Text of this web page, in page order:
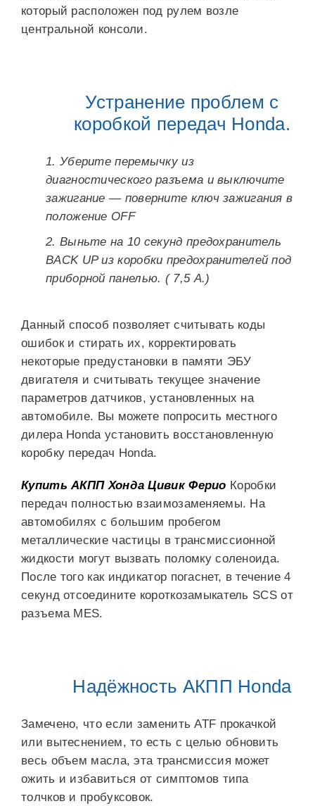
который расположен под рулем возле
центральной консоли.
Устранение проблем с
коробкой передач Honda.
1. Уберите перемычку из
диагностического разъема и выключите
зажигание — поверните ключ зажигания в
положение OFF
2. Выньте на 10 секунд предохранитель
BACK UP из коробки предохранителей под
приборной панелью. ( 7,5 А.)
Данный способ позволяет считывать коды
ошибок и стирать их, корректировать
некоторые предустановки в памяти ЭБУ
двигателя и считывать текущее значение
параметров датчиков, установленных на
автомобиле. Вы можете попросить местного
дилера Honda установить восстановленную
коробку передач Honda.
Купить АКПП Хонда Цивик Ферио Коробки
передач полностью взаимозаменяемы. На
автомобилях с большим пробегом
металлические частицы в трансмиссионной
жидкости могут вызвать поломку соленоида.
После того как индикатор погаснет, в течение 4
секунд отсоедините короткозамыкатель SCS от
разъема MES.
Надёжность АКПП Honda
Замечено, что если заменить ATF прокачкой
или вытеснением, то есть с целью обновить
весь объем масла, эта трансмиссия может
ожить и избавиться от симптомов типа
толчков и пробуксовок.